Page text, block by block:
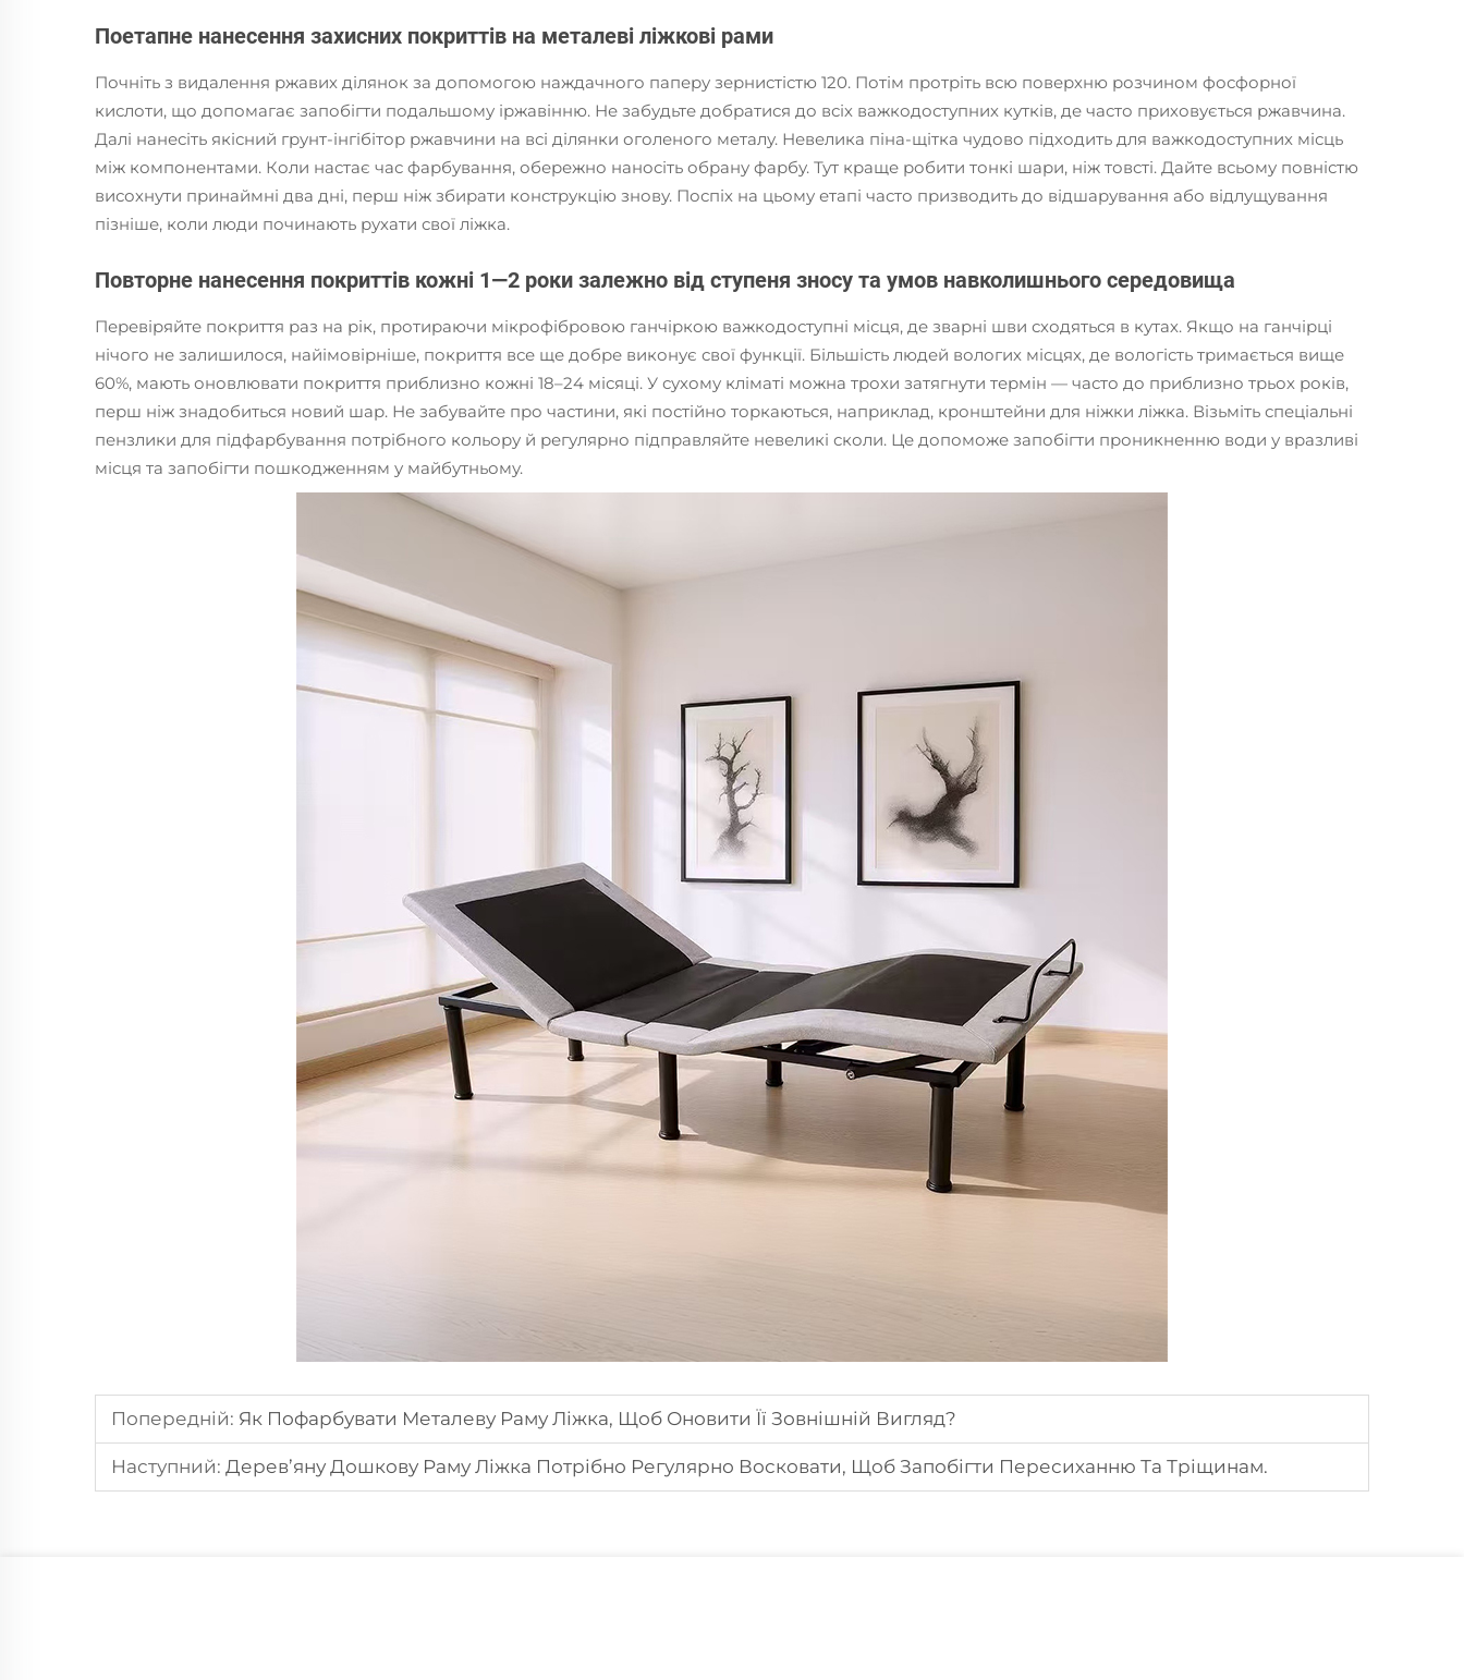
Поетапне нанесення захисних покриттів на металеві ліжкові рами
Почніть з видалення ржавих ділянок за допомогою наждачного паперу зернистістю 120. Потім протріть всю поверхню розчином фосфорної
кислоти, що допомагає запобігти подальшому іржавінню. Не забудьте добратися до всіх важкодоступних кутків, де часто приховується ржавчина.
Далі нанесіть якісний грунт-інгібітор ржавчини на всі ділянки оголеного металу. Невелика піна-щітка чудово підходить для важкодоступних місць
між компонентами. Коли настає час фарбування, обережно наносіть обрану фарбу. Тут краще робити тонкі шари, ніж товсті. Дайте всьому повністю
висохнути принаймні два дні, перш ніж збирати конструкцію знову. Поспіх на цьому етапі часто призводить до відшарування або відлущування
пізніше, коли люди починають рухати свої ліжка.
Повторне нанесення покриттів кожні 1—2 роки залежно від ступеня зносу та умов навколишнього середовища
Перевіряйте покриття раз на рік, протираючи мікрофібровою ганчіркою важкодоступні місця, де зварні шви сходяться в кутах. Якщо на ганчірці
нічого не залишилося, найімовірніше, покриття все ще добре виконує свої функції. Більшість людей вологих місцях, де вологість тримається вище
60%, мають оновлювати покриття приблизно кожні 18–24 місяці. У сухому кліматі можна трохи затягнути термін — часто до приблизно трьох років,
перш ніж знадобиться новий шар. Не забувайте про частини, які постійно торкаються, наприклад, кронштейни для ніжки ліжка. Візьміть спеціальні
пензлики для підфарбування потрібного кольору й регулярно підправляйте невеликі сколи. Це допоможе запобігти проникненню води у вразливі
місця та запобігти пошкодженням у майбутньому.
Попередній: Як Пофарбувати Металеву Раму Ліжка, Щоб Оновити Її Зовнішній Вигляд?
Наступний: Дерев’яну Дошкову Раму Ліжка Потрібно Регулярно Восковати, Щоб Запобігти Пересиханню Та Тріщинам.